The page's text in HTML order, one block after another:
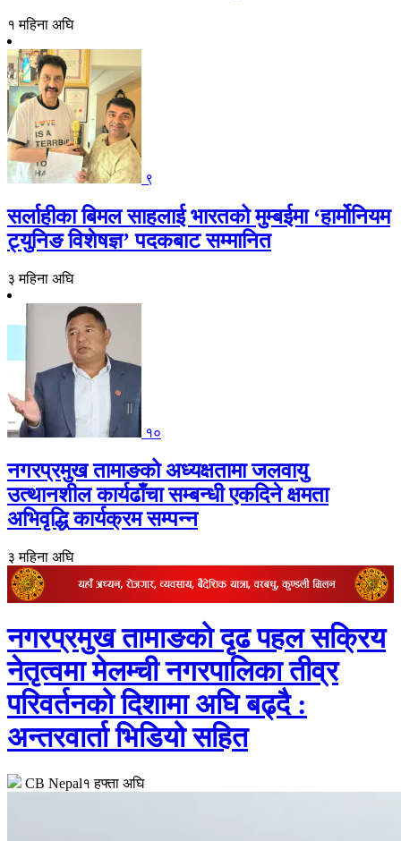
१ महिना अघि
९
सर्लाहीका बिमल साहलाई भारतको मुम्बईमा ‘हार्मोनियम
ट्युनिङ विशेषज्ञ’ पदकबाट सम्मानित
३ महिना अघि
१०
नगरप्रमुख तामाङको अध्यक्षतामा जलवायु
उत्थानशील कार्यढाँचा सम्बन्धी एकदिने क्षमता
अभिवृद्धि कार्यक्रम सम्पन्न
३ महिना अघि
नगरप्रमुख तामाङको दृढ पहल सक्रिय
नेतृत्वमा मेलम्ची नगरपालिका तीव्र
परिवर्तनको दिशामा अघि बढ्दै :
अन्तरवार्ता भिडियो सहित
CB Nepal१ हफ्ता अघि